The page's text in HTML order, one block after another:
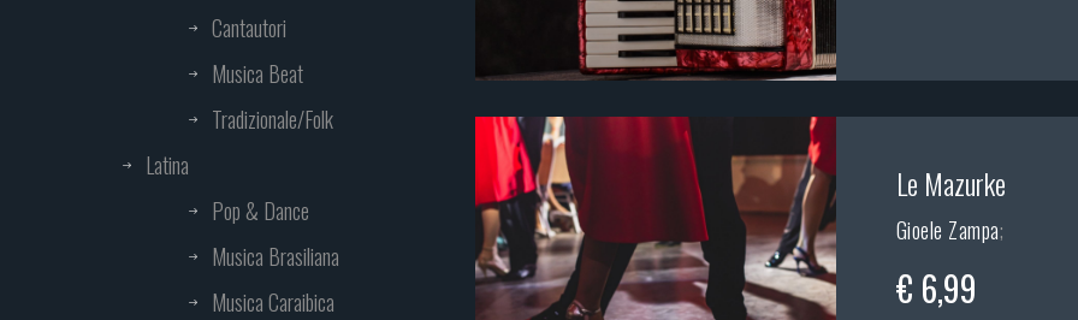
Cantautori
Musica Beat
Tradizionale/Folk
Latina
Pop & Dance
Musica Brasiliana
Musica Caraibica
Le Mazurke
Gioele Zampa;
€ 6,99